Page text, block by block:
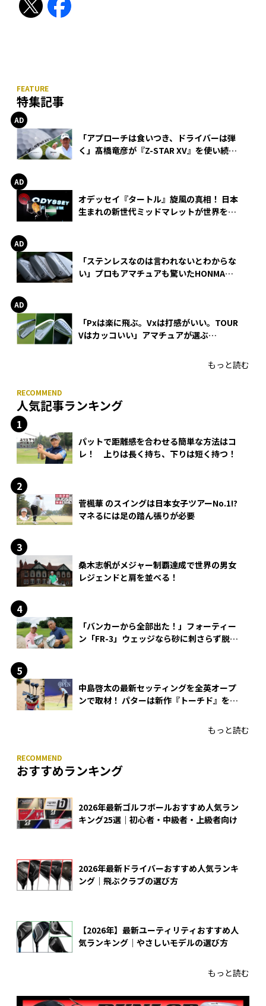
特集記事
「アプローチは食いつき、ドライバーは弾
く」髙橋竜彦が『Z-STAR XV』を使い続け
オデッセイ『タートル』旋風の真相！ 日本
生まれの新世代ミッドマレットが世界を席
「ステンレスなのは言われないとわからな
い」プロもアマチュアも驚いたHONMA
「Pxは楽に飛ぶ。Vxは打感がいい。TOUR
Vはカッコいい」アマチュアが選ぶ
もっと読む
人気記事ランキング
パットで距離感を合わせる簡単な方法はコ
レ！ 上りは長く持ち、下りは短く持つ！
菅楓華 のスイングは日本女子ツアーNo.1!?
マネるには足の踏ん張りが必要
桑木志帆がメジャー制覇達成で世界の男女
レジェンドと肩を並べる！
「バンカーから全部出た！」フォーティー
ン「FR-3」ウェッジなら砂に刺さらず脱出
中島啓太の最新セッティングを全英オープ
ンで取材！ パターは新作『トーチド』を投
もっと読む
おすすめランキング
2026年最新ゴルフボールおすすめ人気ラン
キング25選｜初心者・中級者・上級者向け
2026年最新ドライバーおすすめ人気ランキ
ング｜飛ぶクラブの選び方
【2026年】最新ユーティリティおすすめ人
気ランキング｜やさしいモデルの選び方
もっと読む